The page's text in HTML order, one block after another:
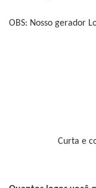
OBS: Nosso gerador
Curta e